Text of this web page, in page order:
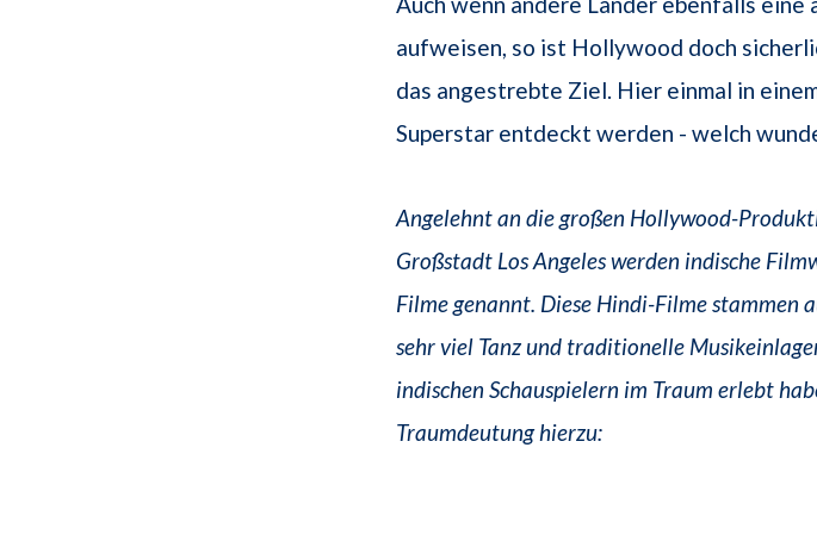
aufweisen, so ist Hollywood doch
das angestrebte Ziel. Hier einmal in
Superstar entdeckt werden - welch
Angelehnt an die großen Hollywood-
Großstadt Los Angeles werden indische
Filme genannt. Diese Hindi-Filme stammen
sehr viel Tanz und traditionelle
indischen Schauspielern im Traum erlebt
Traumdeutung hierzu: